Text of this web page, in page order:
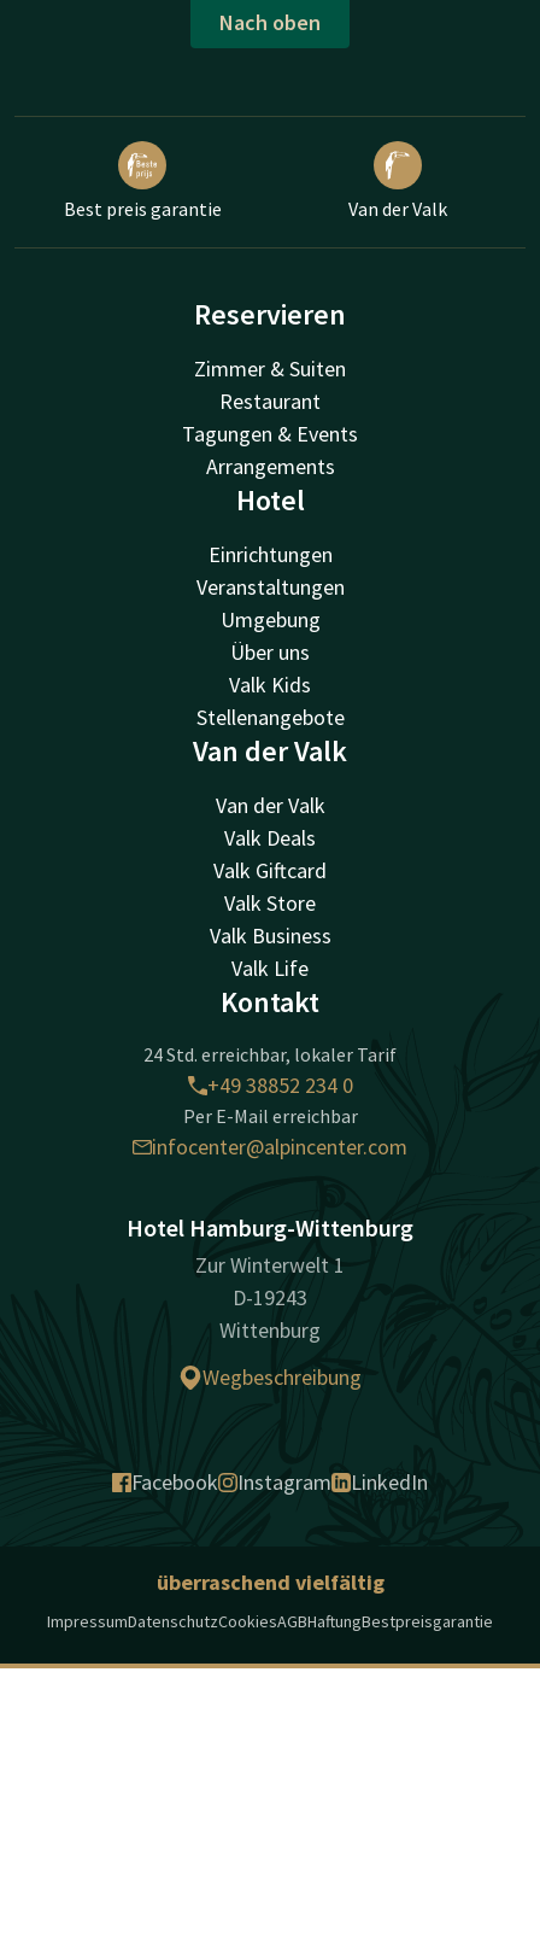
Nach oben
Best preis garantie Van der Valk
Reservieren
Zimmer & Suiten
Restaurant
Tagungen & Events
Arrangements
Hotel
Einrichtungen
Veranstaltungen
Umgebung
Über uns
Valk Kids
Stellenangebote
Van der Valk
Van der Valk
Valk Deals
Valk Giftcard
Valk Store
Valk Business
Valk Life
Kontakt
24 Std. erreichbar, lokaler Tarif
+49 38852 234 0
Per E-Mail erreichbar
infocenter@alpincenter.com
Hotel Hamburg-Wittenburg
Zur Winterwelt 1
D-19243
Wittenburg
Wegbeschreibung
Facebook Instagram LinkedIn
überraschend vielfältig
ImpressumDatenschutzCookiesAGBHaftungBestpreisgarantie